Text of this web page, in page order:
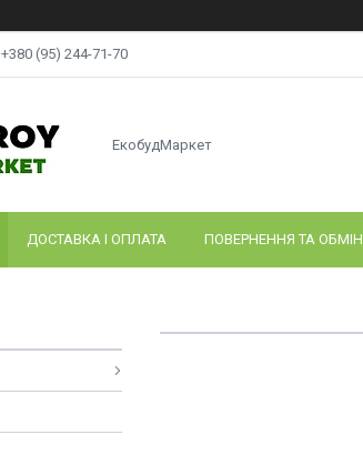
+380 (95) 244-71-70
ЕкобудМаркет
ДОСТАВКА І ОПЛАТА ПОВЕРНЕННЯ ТА ОБМІН